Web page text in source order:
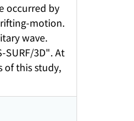
occurred by
motion.
wave.
3D". At
of this study,